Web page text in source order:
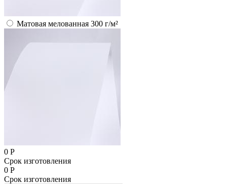
Матовая мелованная 300 г/м²
0 Р
Срок изготовления
0 Р
Срок изготовления